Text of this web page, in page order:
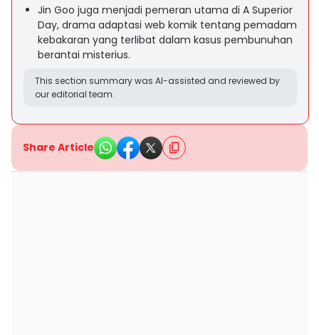
Jin Goo juga menjadi pemeran utama di A Superior
Day, drama adaptasi web komik tentang pemadam
kebakaran yang terlibat dalam kasus pembunuhan
berantai misterius.
This section summary was AI-assisted and reviewed by
our editorial team.
Share Article